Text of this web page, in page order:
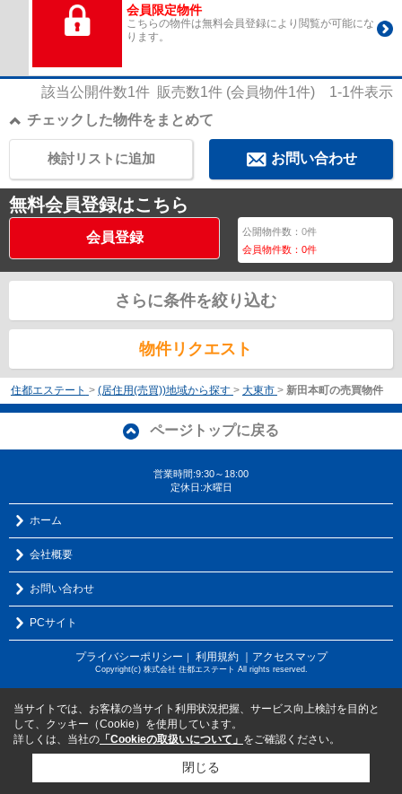
会員限定物件
こちらの物件は無料会員登録により閲覧が可能にな
ります。
該当公開件数1件 販売数1件 (会員物件1件) 1-1件表示
チェックした物件をまとめて
お問い合わせ
検討リストに追加
無料会員登録はこちら
会員登録 公開物件数：0件
会員物件数：0件
さらに条件を絞り込む
物件リクエスト
住都エステート > (居住用(売買))地域から探す > 大東市 > 新田本町の売買物件
ページトップに戻る
営業時間:9:30～18:00
定休日:水曜日
ホーム
会社概要
お問い合わせ
PCサイト
プライバシーポリシー ｜ 利用規約 ｜アクセスマップ
Copyright(c) 株式会社 住都エステート All rights reserved.
当サイトでは、お客様の当サイト利用状況把握、サービス向上検討を目的と
して、クッキー（Cookie）を使用しています。
詳しくは、当社の 「Cookieの取扱いについて」 をご確認ください。
閉じる